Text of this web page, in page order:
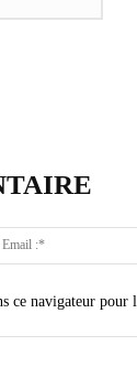
ce navigateur pour